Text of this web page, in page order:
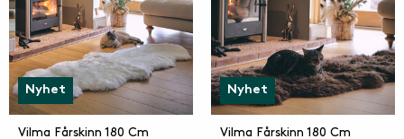
Nyhet
Vilma Fårskinn 180 Cm
Nyhet
Vilma Fårskinn 180 Cm